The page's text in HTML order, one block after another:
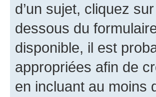
d’un sujet, cliquez
dessous du
disponible, il est
appropriées afin de
en incluant au moins